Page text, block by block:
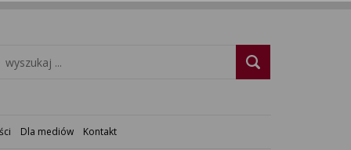
Dla mediów Kontakt